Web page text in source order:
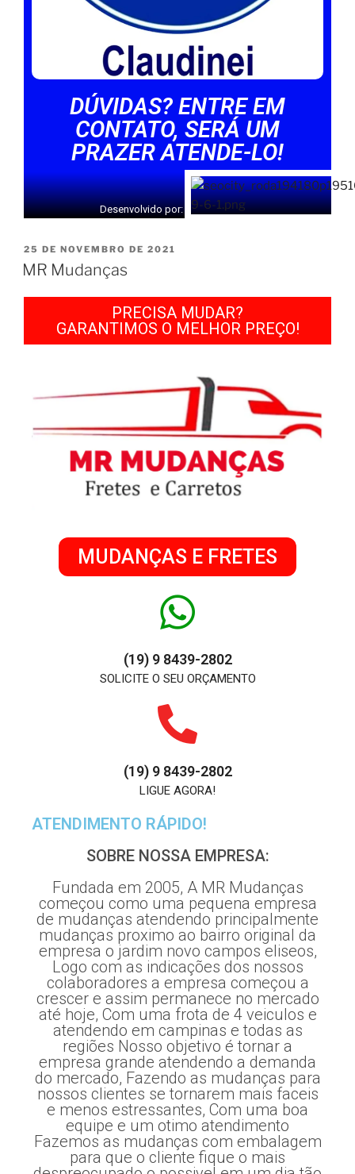
DÚVIDAS? ENTRE EM
CONTATO, SERÁ UM
PRAZER ATENDE-LO!
Desenvolvido por:
25 DE NOVEMBRO DE 2021
MR Mudanças
PRECISA MUDAR?
GARANTIMOS O MELHOR PREÇO!
MUDANÇAS E FRETES
(19) 9 8439-2802
SOLICITE O SEU ORÇAMENTO
(19) 9 8439-2802
LIGUE AGORA!
ATENDIMENTO RÁPIDO!
SOBRE NOSSA EMPRESA:
Fundada em 2005, A MR Mudanças
começou como uma pequena empresa
de mudanças atendendo principalmente
mudanças proximo ao bairro original da
empresa o jardim novo campos eliseos,
Logo com as indicações dos nossos
colaboradores a empresa começou a
crescer e assim permanece no mercado
até hoje, Com uma frota de 4 veiculos e
atendendo em campinas e todas as
regiões Nosso objetivo é tornar a
empresa grande atendendo a demanda
do mercado, Fazendo as mudanças para
nossos clientes se tornarem mais faceis
e menos estressantes, Com uma boa
equipe e um otimo atendimento
Fazemos as mudanças com embalagem
para que o cliente fique o mais